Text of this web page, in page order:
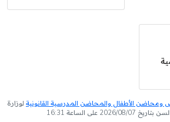
ومحاضن الأطفال والمحاضن المدرسية القانونية لوزارة
على الساعة 16:31